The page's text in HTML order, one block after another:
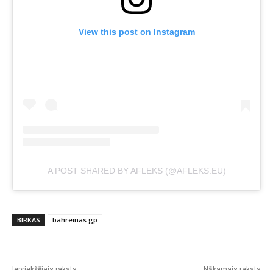
View this post on Instagram
A POST SHARED BY AFLEKS (@AFLEKS.EU)
BIRKAS bahreinas gp